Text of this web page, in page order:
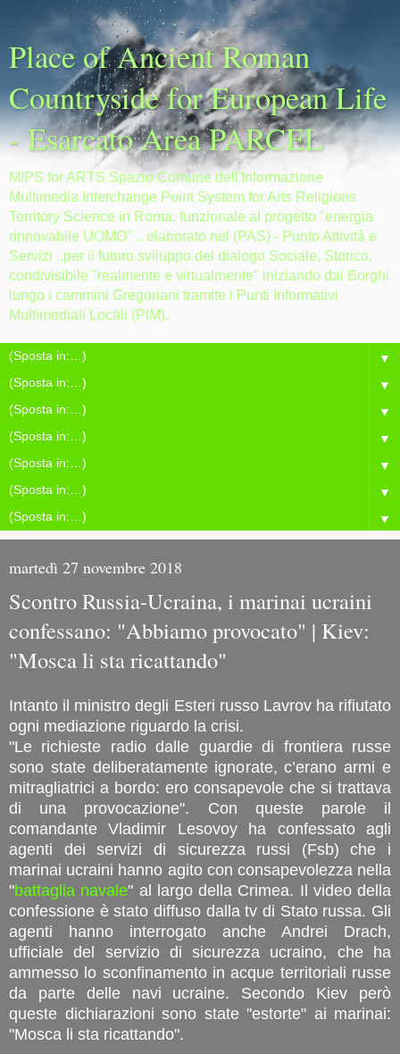
Place of Ancient Roman
Countryside for European Life
- Esarcato Area PARCEL
MIPS for ARTS Spazio Comune dell'Informazione
Multimedia Interchange Point System for Arts Religions
Territory Science in Roma, funzionale al progetto "energia
rinnovabile UOMO" .. elaborato nel (PAS) - Punto Attività e
Servizi ..per il futuro sviluppo del dialogo Sociale, Storico,
condivisibile "realmente e virtualmente" iniziando dai Borghi
lungo i cammini Gregoriani tramite i Punti Informativi
Multimediali Locali (PIM).
▼
▼
▼
▼
▼
▼
▼
martedì 27 novembre 2018
Scontro Russia-Ucraina, i marinai ucraini
confessano: "Abbiamo provocato" | Kiev:
"Mosca li sta ricattando"
Intanto il ministro degli Esteri russo Lavrov ha rifiutato
ogni mediazione riguardo la crisi.
"Le richieste radio dalle guardie di frontiera russe
sono state deliberatamente ignorate, c’erano armi e
mitragliatrici a bordo: ero consapevole che si trattava
di una provocazione". Con queste parole il
comandante Vladimir Lesovoy ha confessato agli
agenti dei servizi di sicurezza russi (Fsb) che i
marinai ucraini hanno agito con consapevolezza nella
"battaglia navale" al largo della Crimea. Il video della
confessione è stato diffuso dalla tv di Stato russa. Gli
agenti hanno interrogato anche Andrei Drach,
ufficiale del servizio di sicurezza ucraino, che ha
ammesso lo sconfinamento in acque territoriali russe
da parte delle navi ucraine. Secondo Kiev però
queste dichiarazioni sono state "estorte" ai marinai:
"Mosca li sta ricattando".